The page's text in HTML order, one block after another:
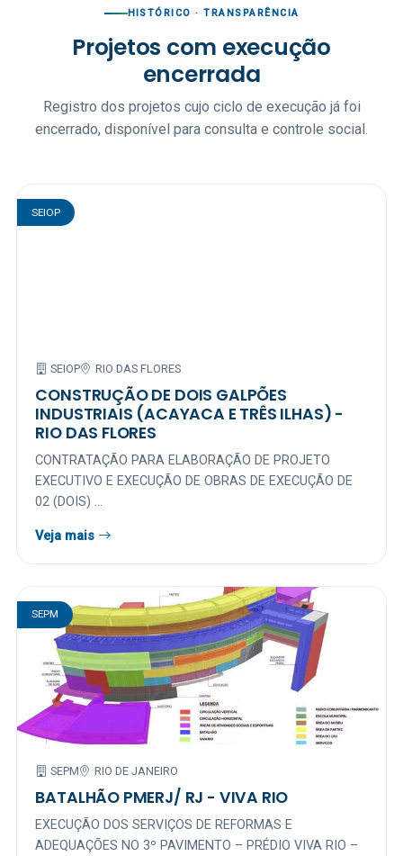
HISTÓRICO · TRANSPARÊNCIA
Projetos com execução
encerrada
Registro dos projetos cujo ciclo de execução já foi
encerrado, disponível para consulta e controle social.
SEIOP
SEIOP RIO DAS FLORES
CONSTRUÇÃO DE DOIS GALPÕES
INDUSTRIAIS (ACAYACA E TRÊS ILHAS) -
RIO DAS FLORES
CONTRATAÇÃO PARA ELABORAÇÃO DE PROJETO
EXECUTIVO E EXECUÇÃO DE OBRAS DE EXECUÇÃO DE
02 (DOIS) ...
Veja mais
SEPM
SEPM RIO DE JANEIRO
BATALHÃO PMERJ/ RJ - VIVA RIO
EXECUÇÃO DOS SERVIÇOS DE REFORMAS E
ADEQUAÇÕES NO 3º PAVIMENTO – PRÉDIO VIVA RIO –